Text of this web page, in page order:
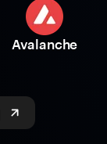
Avalanche